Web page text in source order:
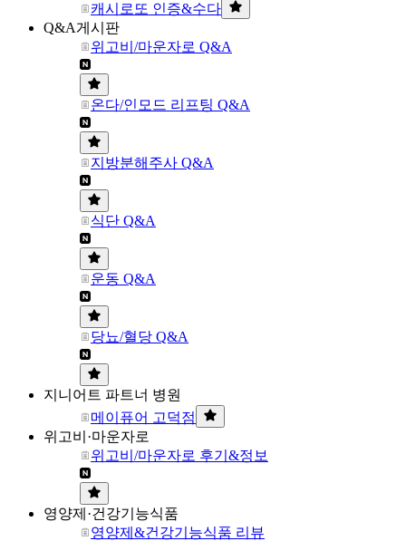
캐시로또 인증&수다
Q&A게시판
위고비/마운자로 Q&A
온다/인모드 리프팅 Q&A
지방분해주사 Q&A
식단 Q&A
운동 Q&A
당뇨/혈당 Q&A
지니어트 파트너 병원
메이퓨어 고덕점
위고비·마운자로
위고비/마운자로 후기&정보
영양제·건강기능식품
영양제&건강기능식품 리뷰